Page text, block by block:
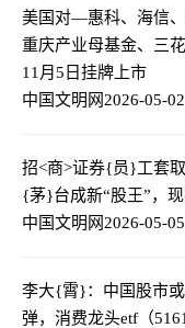
美国对—惠科、海信
重庆产业母基金、三
11月5日挂牌上市
中国文明网2026-05-
招<商>证券{员}工套
{茅}台成新“股王”，
中国文明网2026-05-
李大{霄}：中国股市
弹，消费龙头etf（